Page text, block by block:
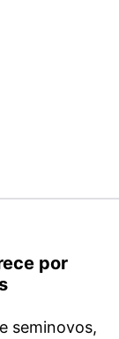
por
seminovos,